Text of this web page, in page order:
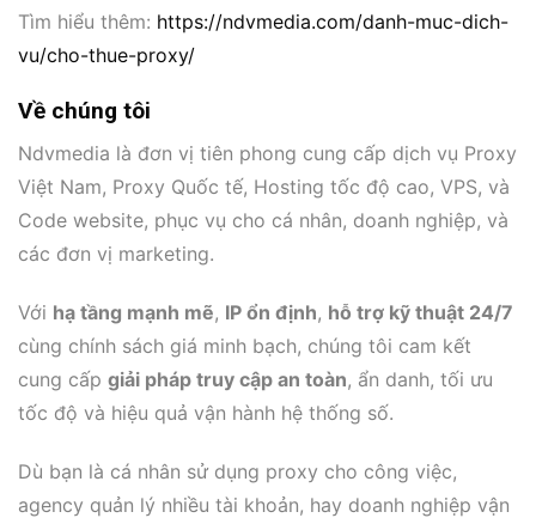
Tìm hiểu thêm: https://ndvmedia.com/danh-muc-dich-
vu/cho-thue-proxy/
Về chúng tôi
Ndvmedia là đơn vị tiên phong cung cấp dịch vụ Proxy
Việt Nam, Proxy Quốc tế, Hosting tốc độ cao, VPS, và
Code website, phục vụ cho cá nhân, doanh nghiệp, và
các đơn vị marketing.
Với hạ tầng mạnh mẽ, IP ổn định, hỗ trợ kỹ thuật 24/7
cùng chính sách giá minh bạch, chúng tôi cam kết
cung cấp giải pháp truy cập an toàn, ẩn danh, tối ưu
tốc độ và hiệu quả vận hành hệ thống số.
Dù bạn là cá nhân sử dụng proxy cho công việc,
agency quản lý nhiều tài khoản, hay doanh nghiệp vận